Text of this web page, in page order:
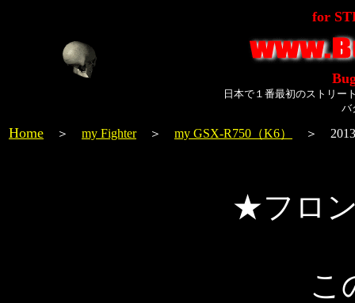
for
日本で１番最初のストリー
バ
Home ＞ my Fighter＞ my GSX-R750（K6） ＞ 2013
★フロ
こ